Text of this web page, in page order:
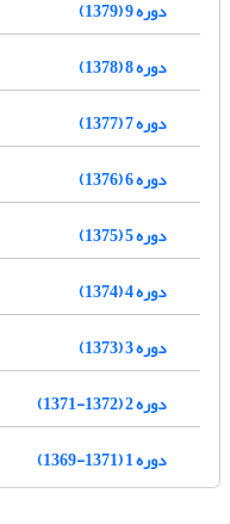
دوره 9 (1379)
دوره 8 (1378)
دوره 7 (1377)
دوره 6 (1376)
دوره 5 (1375)
دوره 4 (1374)
دوره 3 (1373)
دوره 2 (1372-1371)
دوره 1 (1371-1369)